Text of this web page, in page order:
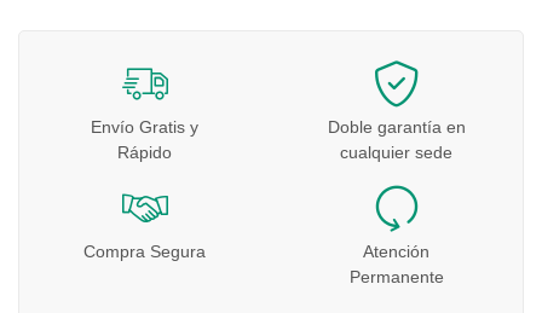
Envío Gratis y
Rápido
Doble garantía en
cualquier sede
Compra Segura
Atención
Permanente